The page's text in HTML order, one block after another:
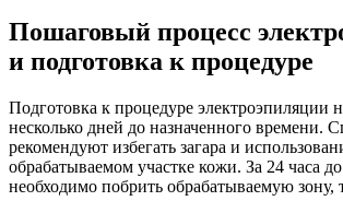
Пошаговый процесс
и подготовка к процедуре
Подготовка к процедуре электроэпиляции
несколько дней до назначенного времени.
рекомендуют избегать загара и
обрабатываемом участке кожи. За 24 часа
необходимо побрить обрабатываемую зону,